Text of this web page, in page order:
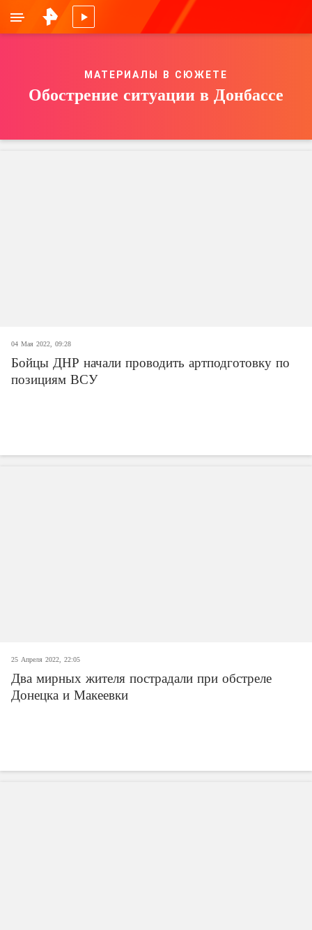
МАТЕРИАЛЫ В СЮЖЕТЕ
Обострение ситуации в Донбассе
04 Мая 2022, 09:28
Бойцы ДНР начали проводить артподготовку по
позициям ВСУ
25 Апреля 2022, 22:05
Два мирных жителя пострадали при обстреле
Донецка и Макеевки